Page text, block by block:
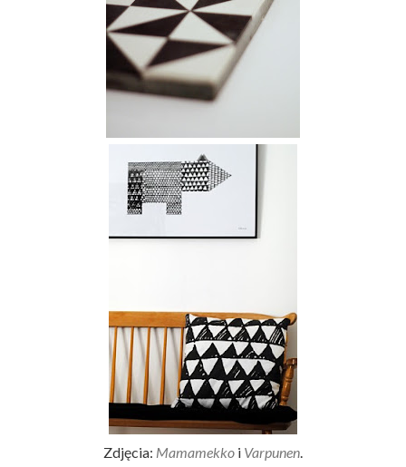
Zdjęcia: Mamamekko i Varpunen.